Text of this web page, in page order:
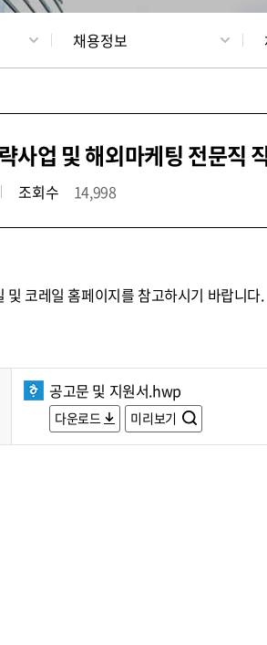
채용정보
사업 및 해외마케팅 전문직
조회수 14,998
및 코레일 홈페이지를 참고하시기 바랍니다.
공고문 및 지원서.hwp
다운로드 미리보기